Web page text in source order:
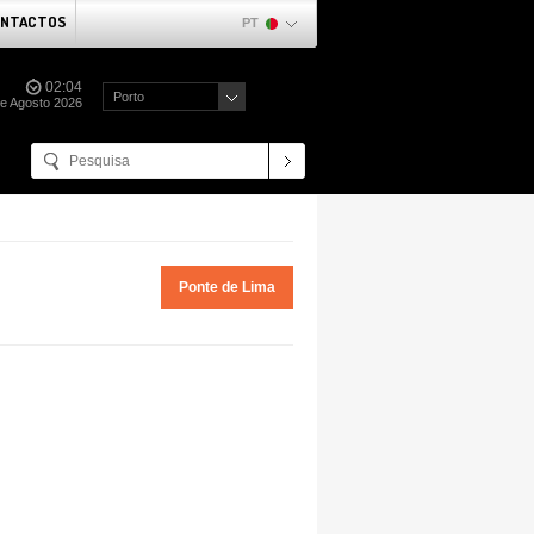
PT
02:04
Agosto 2026 Porto
Ponte de Lima